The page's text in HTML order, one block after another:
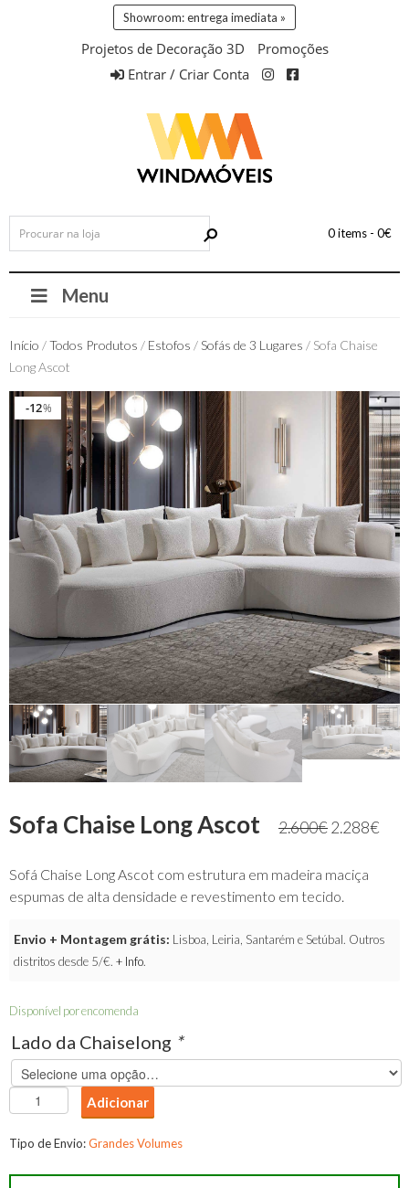
Showroom: entrega imediata »
Projetos de Decoração 3D
Promoções
Entrar / Criar Conta
0 items - 0€
Menu
Início /Todos Produtos / Estofos / Sofás de 3 Lugares / Sofa Chaise
Long Ascot
%
12%
12
Sofa Chaise Long Ascot 2.600€2.288€
Sofá Chaise Long Ascot com estrutura em madeira maciça
espumas de alta densidade e revestimento em tecido.
Envio + Montagem grátis: Lisboa, Leiria, Santarém e Setúbal. Outros
distritos desde 5/€. + Info.
Disponível por encomenda
Lado da Chaiselong *
Quantidade
de
Sofa
Adicionar
Tipo de Envio:Grandes Volumes